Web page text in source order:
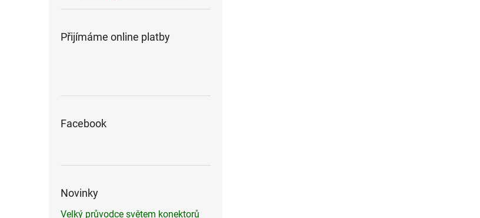
Přijímáme online platby
Facebook
Novinky
Velký průvodce světem konektorů